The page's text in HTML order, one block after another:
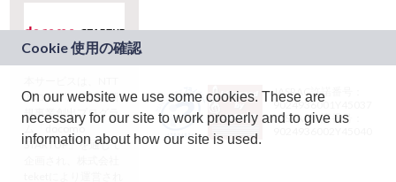
ドコモグループの新
規事業創出プログラ
ム「docomo
STARTUP」を通じて
JASRAC許諾番号：
9024936001Y45037
JASRAC許諾番号：
On our website we use some cookies. These are
necessary for our site to work properly and to give us
information about how our site is used.